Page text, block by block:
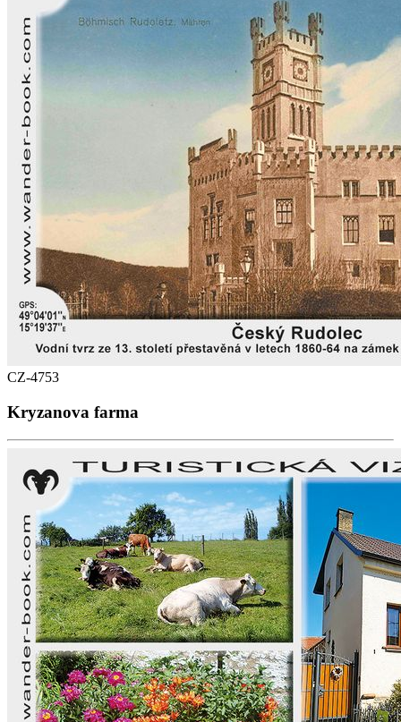
CZ-4753
Kryzanova farma